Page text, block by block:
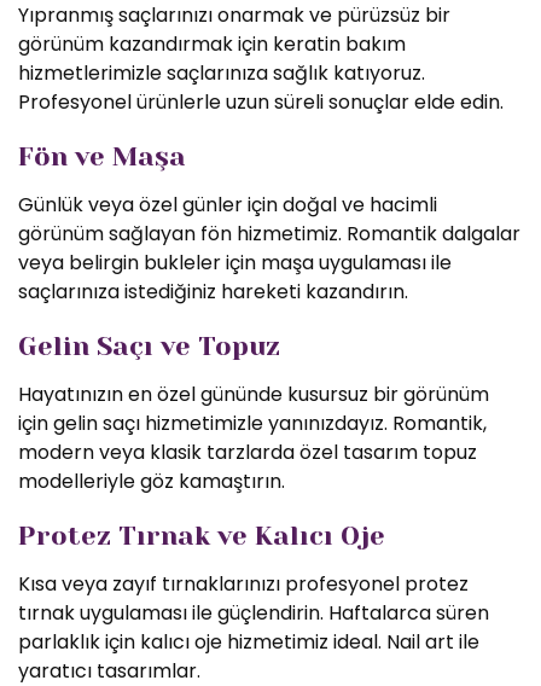
Yıpranmış saçlarınızı onarmak ve pürüzsüz bir
görünüm kazandırmak için keratin bakım
hizmetlerimizle saçlarınıza sağlık katıyoruz.
Profesyonel ürünlerle uzun süreli sonuçlar elde edin.
Fön ve Maşa
Günlük veya özel günler için doğal ve hacimli
görünüm sağlayan fön hizmetimiz. Romantik dalgalar
veya belirgin bukleler için maşa uygulaması ile
saçlarınıza istediğiniz hareketi kazandırın.
Gelin Saçı ve Topuz
Hayatınızın en özel gününde kusursuz bir görünüm
için gelin saçı hizmetimizle yanınızdayız. Romantik,
modern veya klasik tarzlarda özel tasarım topuz
modelleriyle göz kamaştırın.
Protez Tırnak ve Kalıcı Oje
Kısa veya zayıf tırnaklarınızı profesyonel protez
tırnak uygulaması ile güçlendirin. Haftalarca süren
parlaklık için kalıcı oje hizmetimiz ideal. Nail art ile
yaratıcı tasarımlar.